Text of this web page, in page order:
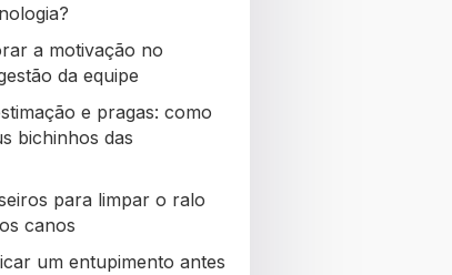
a motivação no
da equipe
e pragas: como
bichinhos das
para limpar o ralo
canos
um entupimento antes